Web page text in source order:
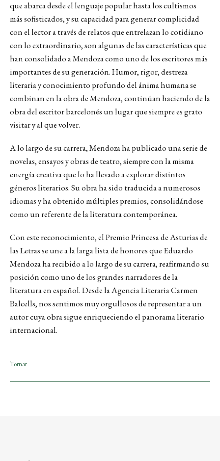
que abarca desde el lenguaje popular hasta los cultismos
más sofisticados, y su capacidad para generar complicidad
con el lector a través de relatos que entrelazan lo cotidiano
con lo extraordinario, son algunas de las características que
han consolidado a Mendoza como uno de los escritores más
importantes de su generación. Humor, rigor, destreza
literaria y conocimiento profundo del ánima humana se
combinan en la obra de Mendoza, continúan haciendo de la
obra del escritor barcelonés un lugar que siempre es grato
visitar y al que volver.
A lo largo de su carrera, Mendoza ha publicado una serie de
novelas, ensayos y obras de teatro, siempre con la misma
energía creativa que lo ha llevado a explorar distintos
géneros literarios. Su obra ha sido traducida a numerosos
idiomas y ha obtenido múltiples premios, consolidándose
como un referente de la literatura contemporánea.
Con este reconocimiento, el Premio Princesa de Asturias de
las Letras se une a la larga lista de honores que Eduardo
Mendoza ha recibido a lo largo de su carrera, reafirmando su
posición como uno de los grandes narradores de la
literatura en español. Desde la Agencia Literaria Carmen
Balcells, nos sentimos muy orgullosos de representar a un
autor cuya obra sigue enriqueciendo el panorama literario
internacional.
Tornar